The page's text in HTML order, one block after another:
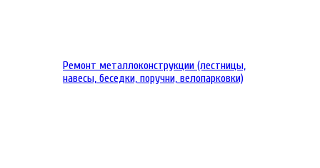
Ремонт металлоконструкции (лестницы,
навесы, беседки, поручни, велопарковки)